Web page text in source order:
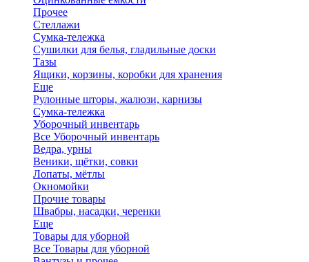
Прочее
Стеллажи
Сумка-тележка
Сушилки для белья, гладильные доски
Тазы
Ящики, корзины, коробки для хранения
Еще
Рулонные шторы, жалюзи, карнизы
Сумка-тележка
Уборочный инвентарь
Все Уборочный инвентарь
Ведра, урны
Веники, щётки, совки
Лопаты, мётлы
Окномойки
Прочие товары
Швабры, насадки, черенки
Еще
Товары для уборной
Все Товары для уборной